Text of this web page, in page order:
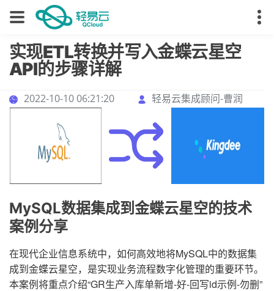
实现ETL转换并写入金蝶云星空
API的步骤详解
2022-10-10 06:21:20 轻易云集成顾问-曹润
MySQL数据集成到金蝶云星空的技术
案例分享
在现代企业信息系统中，如何高效地将MySQL中的数据集
成到金蝶云星空，是实现业务流程数字化管理的重要环节。
本案例将重点介绍“GR生产入库单新增-好-回写id示例-勿删”